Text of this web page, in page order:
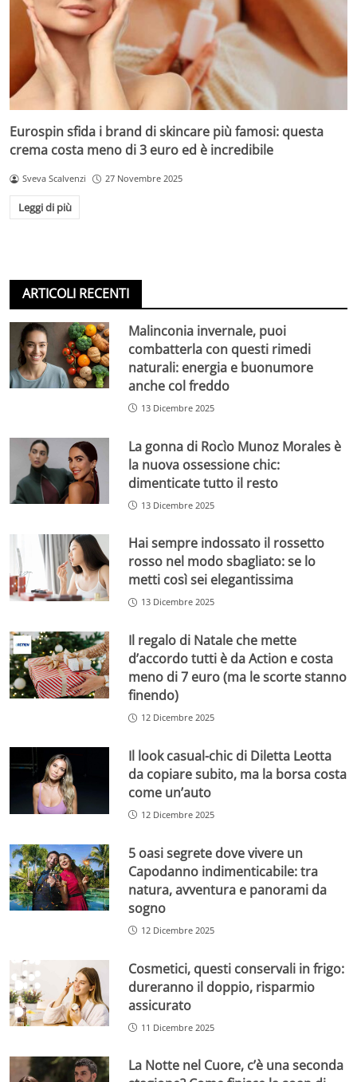
Eurospin sfida i brand di skincare più famosi: questa
crema costa meno di 3 euro ed è incredibile
Sveva Scalvenzi 27 Novembre 2025
Leggi di più
ARTICOLI RECENTI
Malinconia invernale, puoi
combatterla con questi rimedi
naturali: energia e buonumore
anche col freddo
13 Dicembre 2025
La gonna di Rocìo Munoz Morales è
la nuova ossessione chic:
dimenticate tutto il resto
13 Dicembre 2025
Hai sempre indossato il rossetto
rosso nel modo sbagliato: se lo
metti così sei elegantissima
13 Dicembre 2025
Il regalo di Natale che mette
d’accordo tutti è da Action e costa
meno di 7 euro (ma le scorte stanno
finendo)
12 Dicembre 2025
Il look casual-chic di Diletta Leotta
da copiare subito, ma la borsa costa
come un’auto
12 Dicembre 2025
5 oasi segrete dove vivere un
Capodanno indimenticabile: tra
natura, avventura e panorami da
sogno
12 Dicembre 2025
Cosmetici, questi conservali in frigo:
dureranno il doppio, risparmio
assicurato
11 Dicembre 2025
La Notte nel Cuore, c’è una seconda